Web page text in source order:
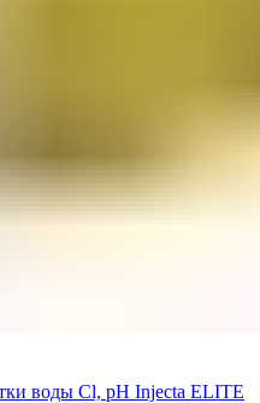
воды Cl, pH Injecta ELITE